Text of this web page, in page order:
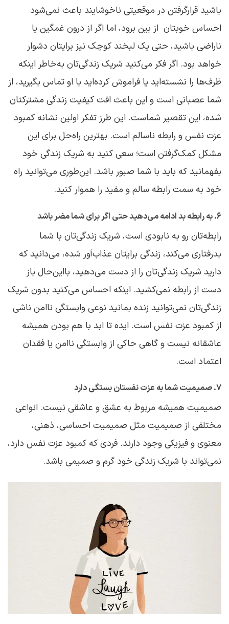
باشید قرارگرفتن در موقعیتی ناخوشایند باعث نمی‌شود
احساس خوبتان از بین برود، اما اگر از درون غمگین یا
ناراضی باشید، حتی یک لبخند کوچک نیز برایتان دشوار
خواهد بود. اگر فکر می‌کنید شریک زندگی‌تان به‌خاطر اینکه
ظرف‌ها را نشسته‌اید یا فراموش کرده‌اید با او تماس بگیرید، از
شما عصبانی است و این باعث افت کیفیت زندگی مشترکتان
شده، این تقصیر شماست. این طرز تفکر اولین نشانه کمبود
عزت نفس و رابطه ناسالم است. بهترین راه‌حل برای این
مشکل کمک‌گرفتن است؛ سعی کنید به شریک زندگی خود
بفهمانید که باید با شما صبور باشد. این‌طوری می‌توانید راه
خود به سمت رابطه سالم و مفید را هموار کنید.
۶. به رابطه بد ادامه می‌دهید حتی اگر برای شما مضر باشد
رابطه‌تان رو به نابودی است، شریک زندگی‌تان با شما
بدرفتاری می‌کند، زندگی برایتان عذاب‌آور شده، می‌دانید که
دارید شریک زندگی‌تان را از دست می‌دهید، بااین‌حال باز
دست از رابطه نمی‌کشید. اینکه احساس می‌کنید بدون شریک
زندگی‌تان نمی‌توانید زنده بمانید نوعی وابستگی ناامن ناشی
از کمبود عزت نفس است. ایده تا ابد با هم بودن همیشه
عاشقانه نیست و گاهی حاکی از وابستگی ناامن یا فقدان
اعتماد است.
۷. صمیمیت شما به عزت نفستان بستگی دارد
صمیمیت همیشه مربوط به عشق و عاشقی نیست. انواعی
مختلفی از صمیمیت مثل صمیمیت احساسی، ذهنی،
معنوی و فیزیکی وجود دارند. فردی که کمبود عزت نفس دارد،
نمی‌تواند با شریک زندگی خود گرم و صمیمی باشد.